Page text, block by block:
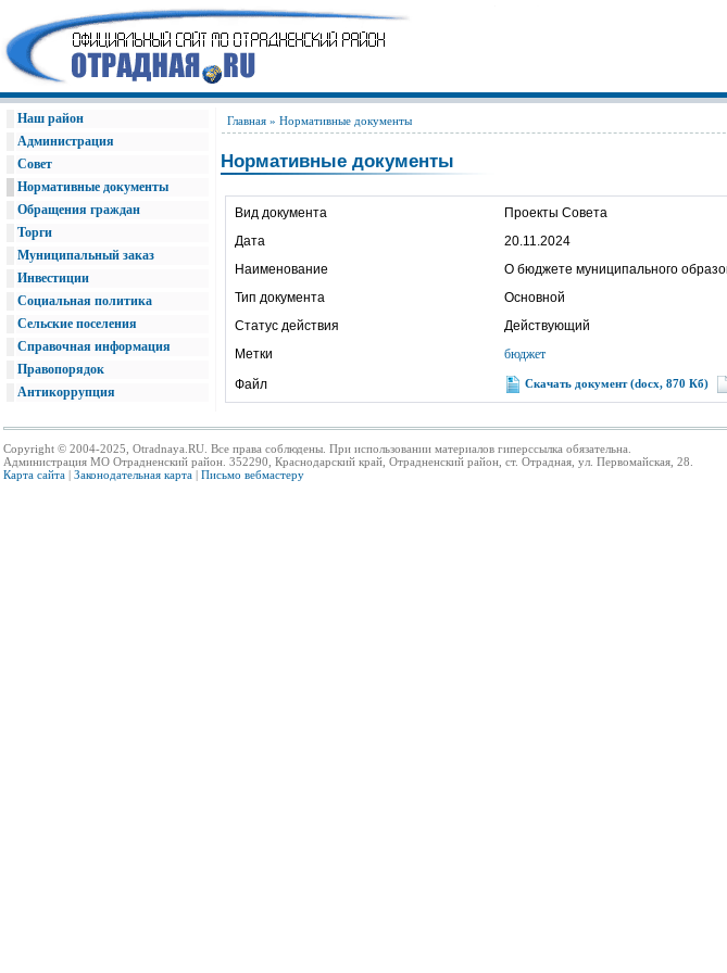
Наш район
Администрация
Совет
Нормативные документы
Обращения граждан
Торги
Муниципальный заказ
Инвестиции
Социальная политика
Сельские поселения
Справочная информация
Правопорядок
Антикоррупция
Главная » Нормативные документы
Нормативные документы
Вид документа
Проекты Совета
Дата
20.11.2024
Наименование
О бюджете муниципального
Тип документа
Основной
Статус действия
Действующий
Метки
бюджет
Файл
Скачать документ (docx, 870 Кб)
Copyright © 2004-2025, Otradnaya.RU. Все права соблюдены. При использовании материалов гиперссылка обязательна.
Администрация МО Отрадненский район. 352290, Краснодарский край, Отрадненский район, ст. Отрадная, ул. Первомайская, 28.
Карта сайта | Законодательная карта | Письмо вебмастеру